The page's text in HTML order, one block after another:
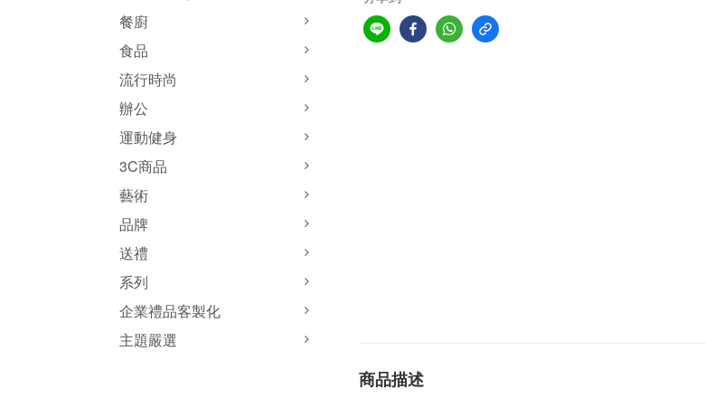
餐廚
食品
流行時尚
辦公
運動健身
3C商品
藝術
品牌
送禮
系列
企業禮品客製化
主題嚴選
商品描述